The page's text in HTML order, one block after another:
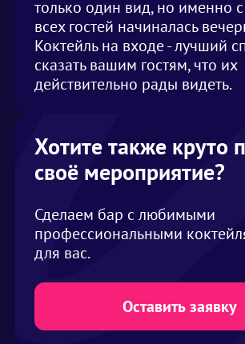
только один вид, но именно
всех гостей начиналась
Коктейль на входе - лучший
сказать вашим гостям, что их
действительно рады видеть.
Хотите также круто
своё мероприятие?
Сделаем бар с любимыми
профессиональными
для вас.
Оставить заявку